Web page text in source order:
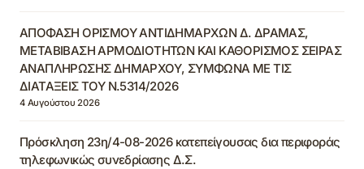
ΑΠΟΦΑΣΗ ΟΡΙΣΜΟΥ ΑΝΤΙΔΗΜΑΡΧΩΝ Δ. ΔΡΑΜΑΣ,
ΜΕΤΑΒΙΒΑΣΗ ΑΡΜΟΔΙΟΤΗΤΩΝ ΚΑΙ ΚΑΘΟΡΙΣΜΟΣ ΣΕΙΡΑΣ
ΑΝΑΠΛΗΡΩΣΗΣ ΔΗΜΑΡΧΟΥ, ΣΥΜΦΩΝΑ ΜΕ ΤΙΣ
ΔΙΑΤΑΞΕΙΣ ΤΟΥ Ν.5314/2026
4 Αυγούστου 2026
Πρόσκληση 23η/4-08-2026 κατεπείγουσας δια περιφοράς
τηλεφωνικώς συνεδρίασης Δ.Σ.